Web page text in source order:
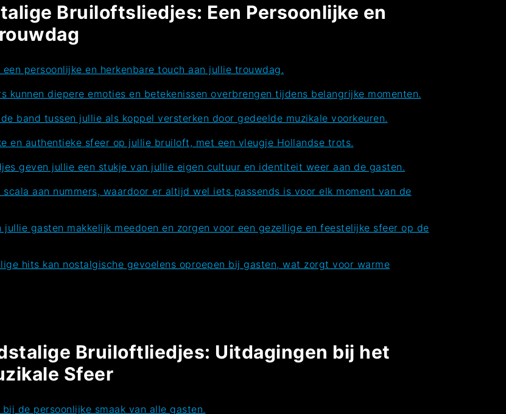
Bruiloftsliedjes: Een Persoonlijke en
persoonlijke en herkenbare touch aan jullie trouwdag.
kunnen diepere emoties en betekenissen overbrengen tijdens belangrijke momenten.
band tussen jullie als koppel versterken door gedeelde muzikale voorkeuren.
en authentieke sfeer op jullie bruiloft, met een vleugje Hollandse trots.
geven jullie een stukje van jullie eigen cultuur en identiteit weer aan de gasten.
aan nummers, waardoor er altijd wel iets passends is voor elk moment van de
gasten makkelijk meedoen en zorgen voor een gezellige en feestelijke sfeer op de
hits kan nostalgische gevoelens oproepen bij gasten, wat zorgt voor warme
Bruiloftliedjes: Uitdagingen bij het
Sfeer
de persoonlijke smaak van alle gasten.